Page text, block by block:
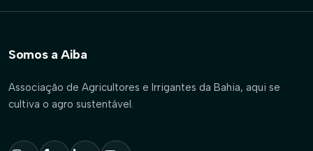
Somos a Aiba
Associação de Agricultores e Irrigantes da Bahia, aqui se
cultiva o agro sustentável.